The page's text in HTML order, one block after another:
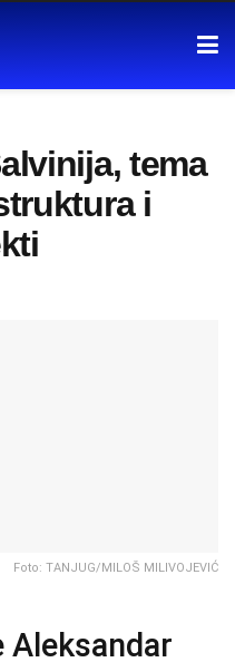
tema
i
Foto: TANJUG/MILOŠ MILIVOJEVIĆ
Aleksandar